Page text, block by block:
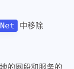
中移除